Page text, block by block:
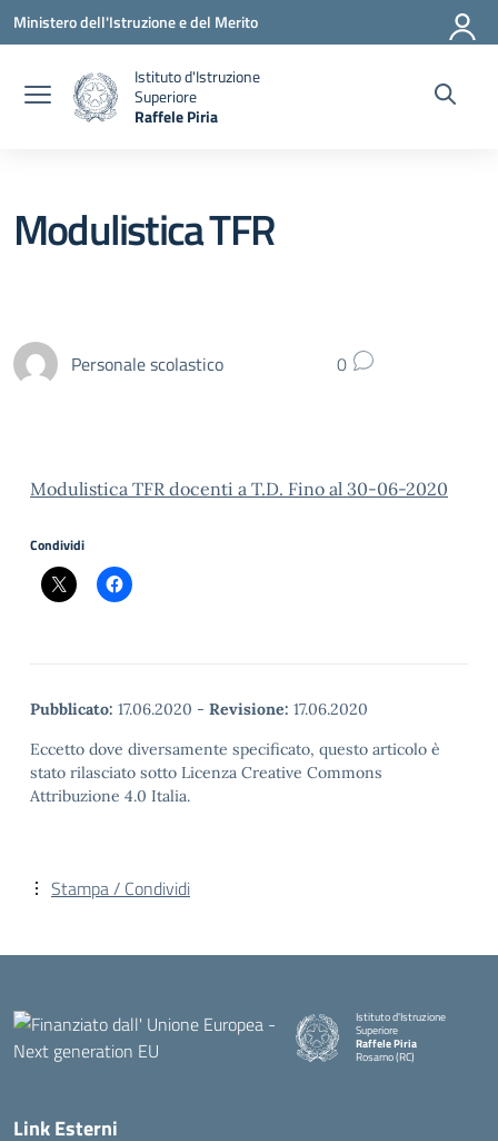
Vai ai contenuti
Vai al menu di navigazione
Vai al footer
Ministero dell'Istruzione e del Merito
Istituto d'Istruzione
Superiore
Raffele Piria
Modulistica TFR
Personale scolastico 0
Modulistica TFR docenti a T.D. Fino al 30-06-2020
Condividi
Pubblicato: 17.06.2020 - Revisione: 17.06.2020
Eccetto dove diversamente specificato, questo articolo è
stato rilasciato sotto Licenza Creative Commons
Attribuzione 4.0 Italia.
Stampa / Condividi
Istituto d'Istruzione
Superiore
Raffele Piria
Rosarno (RC)
Link Esterni